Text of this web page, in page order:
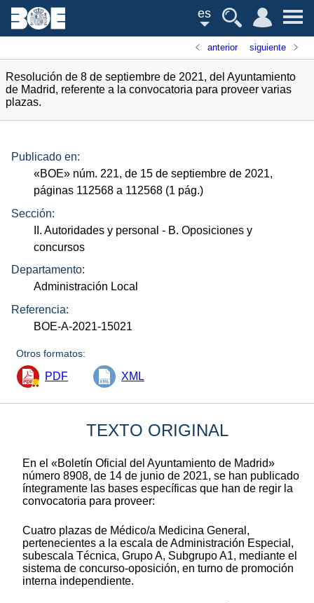
es
anterior siguiente
Resolución de 8 de septiembre de 2021, del Ayuntamiento
de Madrid, referente a la convocatoria para proveer varias
plazas.
Publicado en:
«BOE» núm. 221, de 15 de septiembre de 2021,
páginas 112568 a 112568 (1 pág.)
Sección:
II. Autoridades y personal - B. Oposiciones y
concursos
Departamento:
Administración Local
Referencia:
BOE-A-2021-15021
Otros formatos:
PDF XML
TEXTO ORIGINAL
En el «Boletín Oficial del Ayuntamiento de Madrid»
número 8908, de 14 de junio de 2021, se han publicado
íntegramente las bases específicas que han de regir la
convocatoria para proveer:
Cuatro plazas de Médico/a Medicina General,
pertenecientes a la escala de Administración Especial,
subescala Técnica, Grupo A, Subgrupo A1, mediante el
sistema de concurso-oposición, en turno de promoción
interna independiente.